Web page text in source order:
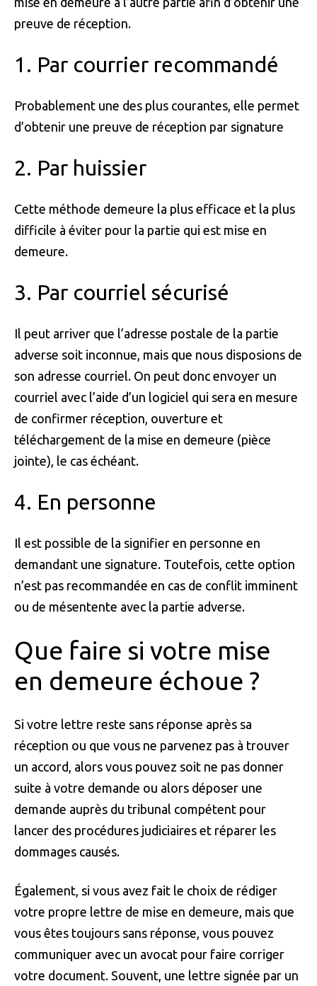
preuve de réception.
1. Par courrier recommandé
Probablement une des plus courantes, elle permet
d’obtenir une preuve de réception par signature
2. Par huissier
Cette méthode demeure la plus efficace et la plus
difficile à éviter pour la partie qui est mise en
demeure.
3. Par courriel sécurisé
Il peut arriver que l’adresse postale de la partie
adverse soit inconnue, mais que nous disposions de
son adresse courriel. On peut donc envoyer un
courriel avec l’aide d’un logiciel qui sera en mesure
de confirmer réception, ouverture et
téléchargement de la mise en demeure (pièce
jointe), le cas échéant.
4. En personne
Il est possible de la signifier en personne en
demandant une signature. Toutefois, cette option
n’est pas recommandée en cas de conflit imminent
ou de mésentente avec la partie adverse.
Que faire si votre mise
en demeure échoue ?
Si votre lettre reste sans réponse après sa
réception ou que vous ne parvenez pas à trouver
un accord, alors vous pouvez soit ne pas donner
suite à votre demande ou alors déposer une
demande auprès du tribunal compétent pour
lancer des procédures judiciaires et réparer les
dommages causés.
Également, si vous avez fait le choix de rédiger
votre propre lettre de mise en demeure, mais que
vous êtes toujours sans réponse, vous pouvez
communiquer avec un avocat pour faire corriger
votre document. Souvent, une lettre signée par un